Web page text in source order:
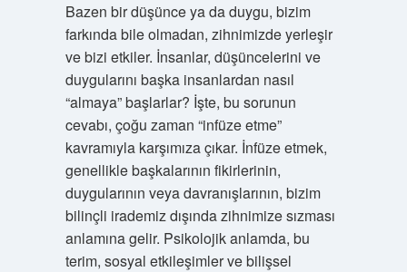
Bazen bir düşünce ya da duygu, bizim
farkında bile olmadan, zihnimizde yerleşir
ve bizi etkiler. İnsanlar, düşüncelerini ve
duygularını başka insanlardan nasıl
“almaya” başlarlar? İşte, bu sorunun
cevabı, çoğu zaman “infüze etme”
kavramıyla karşımıza çıkar. İnfüze etmek,
genellikle başkalarının fikirlerinin,
duygularının veya davranışlarının, bizim
bilinçli irademiz dışında zihnimize sızması
anlamına gelir. Psikolojik anlamda, bu
terim, sosyal etkileşimler ve bilişsel